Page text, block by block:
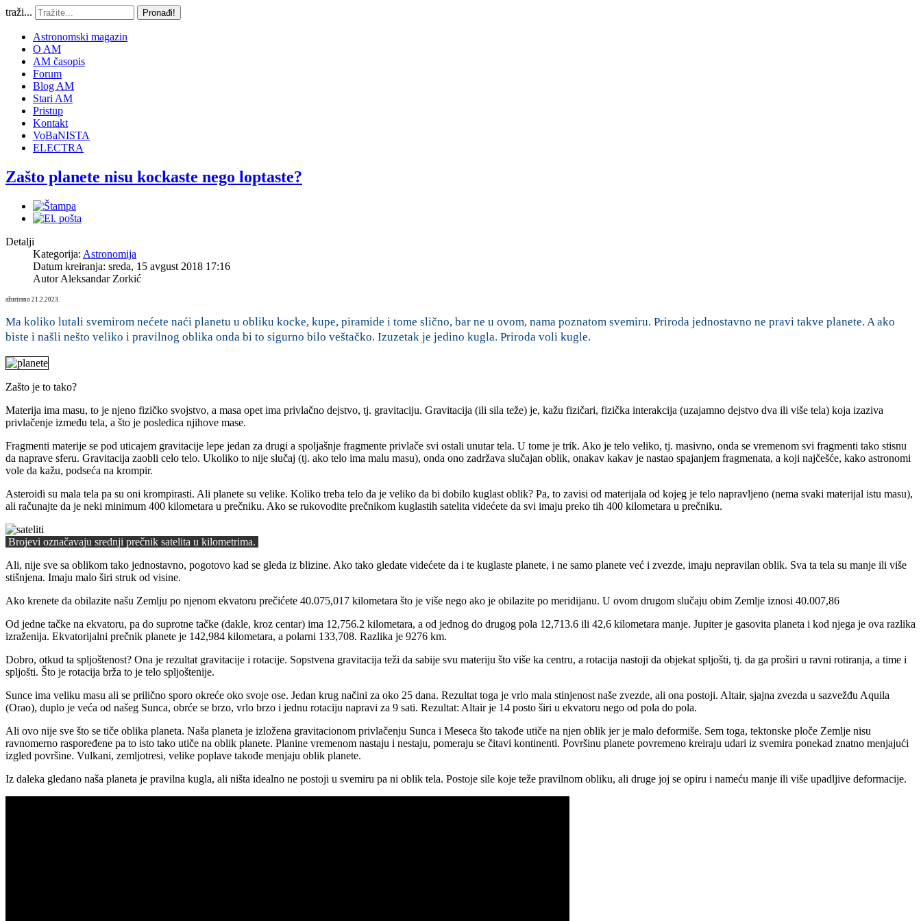
traži... Pronađi!
Astronomski magazin
O AM
AM časopis
Forum
Blog AM
Stari AM
Pristup
Kontakt
VoBaNISTA
ELECTRA
Zašto planete nisu kockaste nego loptaste?
Detalji
Kategorija: Astronomija
Datum kreiranja: sreda, 15 avgust 2018 17:16
AutorAleksandar Zorkić
ažurirano 21.2.2023.
Ma koliko lutali svemirom nećete naći planetu u obliku kocke, kupe, piramide i tome slično, bar ne u ovom, nama poznatom svemiru. Priroda jednostavno ne pravi takve planete. A ako
biste i našli nešto veliko i pravilnog oblika onda bi to sigurno bilo veštačko. Izuzetak je jedino kugla. Priroda voli kugle.
Zašto je to tako?
Materija ima masu, to je njeno fizičko svojstvo, a masa opet ima privlačno dejstvo, tj. gravitaciju. Gravitacija (ili sila teže) je, kažu fizičari, fizička interakcija (uzajamno dejstvo dva ili više tela) koja izaziva
privlačenje između tela, a što je posledica njihove mase.
Fragmenti materije se pod uticajem gravitacije lepe jedan za drugi a spoljašnje fragmente privlače svi ostali unutar tela. U tome je trik. Ako je telo veliko, tj. masivno, onda se vremenom svi fragmenti tako stisnu
da naprave sferu. Gravitacija zaobli celo telo. Ukoliko to nije slučaj (tj. ako telo ima malu masu), onda ono zadržava slučajan oblik, onakav kakav je nastao spajanjem fragmenata, a koji najčešće, kako astronomi
vole da kažu, podseća na krompir.
Asteroidi su mala tela pa su oni krompirasti. Ali planete su velike. Koliko treba telo da je veliko da bi dobilo kuglast oblik? Pa, to zavisi od materijala od kojeg je telo napravljeno (nema svaki materijal istu masu),
ali računajte da je neki minimum 400 kilometara u prečniku. Ako se rukovodite prečnikom kuglastih satelita videćete da svi imaju preko tih 400 kilometara u prečniku.
Brojevi označavaju srednji prečnik satelita u kilometrima.
Ali, nije sve sa oblikom tako jednostavno, pogotovo kad se gleda iz blizine. Ako tako gledate videćete da i te kuglaste planete, i ne samo planete već i zvezde, imaju nepravilan oblik. Sva ta tela su manje ili više
stišnjena. Imaju malo širi struk od visine.
Ako krenete da obilazite našu Zemlju po njenom ekvatoru prečićete 40.075,017 kilometara što je više nego ako je obilazite po meridijanu. U ovom drugom slučaju obim Zemlje iznosi 40.007,86
Od jedne tačke na ekvatoru, pa do suprotne tačke (dakle, kroz centar) ima 12,756.2 kilometara, a od jednog do drugog pola 12,713.6 ili 42,6 kilometara manje. Jupiter je gasovita planeta i kod njega je ova razlika
izraženija. Ekvatorijalni prečnik planete je 142,984 kilometara, a polarni 133,708. Razlika je 9276 km.
Dobro, otkud ta spljoštenost? Ona je rezultat gravitacije i rotacije. Sopstvena gravitacija teži da sabije svu materiju što više ka centru, a rotacija nastoji da objekat spljošti, tj. da ga proširi u ravni rotiranja, a time i
spljošti. Što je rotacija brža to je telo spljoštenije.
Sunce ima veliku masu ali se prilično sporo okreće oko svoje ose. Jedan krug načini za oko 25 dana. Rezultat toga je vrlo mala stinjenost naše zvezde, ali ona postoji. Altair, sjajna zvezda u sazvežđu Aquila
(Orao), duplo je veća od našeg Sunca, obrće se brzo, vrlo brzo i jednu rotaciju napravi za 9 sati. Rezultat: Altair je 14 posto širi u ekvatoru nego od pola do pola.
Ali ovo nije sve što se tiče oblika planeta. Naša planeta je izložena gravitacionom privlačenju Sunca i Meseca što takođe utiče na njen oblik jer je malo deformiše. Sem toga, tektonske ploče Zemlje nisu
ravnomerno raspoređene pa to isto tako utiče na oblik planete. Planine vremenom nastaju i nestaju, pomeraju se čitavi kontinenti. Površinu planete povremeno kreiraju udari iz svemira ponekad znatno menjajući
izgled površine. Vulkani, zemljotresi, velike poplave takođe menjaju oblik planete.
Iz daleka gledano naša planeta je pravilna kugla, ali ništa idealno ne postoji u svemiru pa ni oblik tela. Postoje sile koje teže pravilnom obliku, ali druge joj se opiru i nameću manje ili više upadljive deformacije.